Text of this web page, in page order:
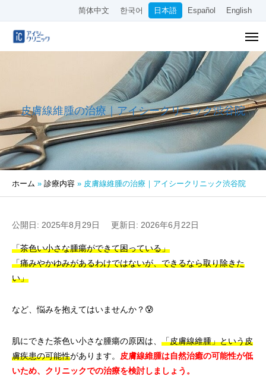
简体中文 한국어 日本語 Español English
皮膚線維腫の治療｜アイシークリニック渋谷院
ホーム » 診療内容 » 皮膚線維腫の治療｜アイシークリニック渋谷院
公開日: 2025年8月29日 更新日: 2026年6月22日
「茶色い小さな腫瘍ができて困っている」
「痛みやかゆみがあるわけではないが、できるなら取り除きた
い」
など、悩みを抱えてはいませんか？😰
肌にできた茶色い小さな腫瘍の原因は、 「皮膚線維腫」という皮
膚疾患の可能性があります。
皮膚線維腫は自然治癒の可能性が低
いため、クリニックでの治療を検討しましょう。